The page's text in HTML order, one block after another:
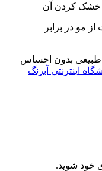
آن
احساس
آبرنگ